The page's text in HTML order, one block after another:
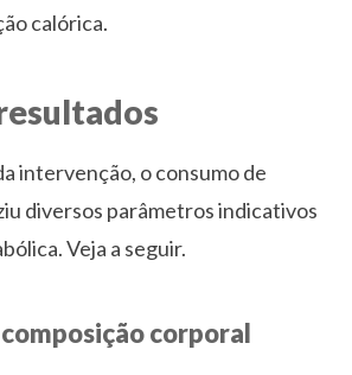
calórica.
intervenção, o consumo de
diversos parâmetros indicativos
Veja a seguir.
corporal